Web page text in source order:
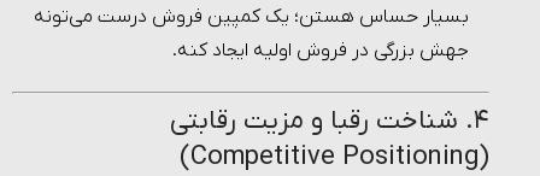
بسیار حساس هستن؛ یک کمپین فروش درست می‌تونه
جهش بزرگی در فروش اولیه ایجاد کنه.
۴. شناخت رقبا و مزیت رقابتی
(Competitive Positioning)